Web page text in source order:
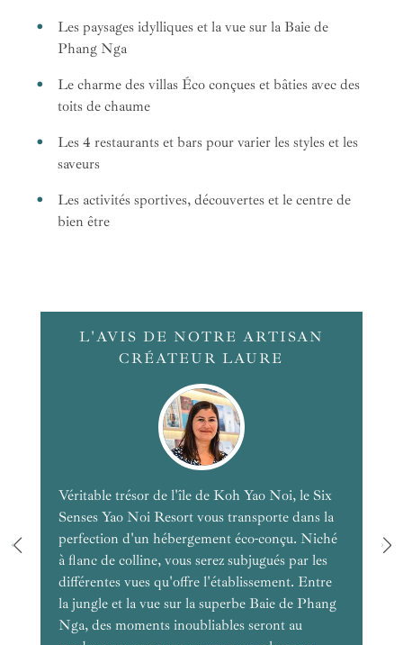
Les paysages idylliques et la vue sur la Baie de
Phang Nga
Le charme des villas Éco conçues et bâties avec des
toits de chaume
Les 4 restaurants et bars pour varier les styles et les
saveurs
Les activités sportives, découvertes et le centre de
bien être
L'AVIS DE NOTRE ARTISAN
CRÉATEUR LAURE
Véritable trésor de l'île de Koh Yao Noi, le Six
Senses Yao Noi Resort vous transporte dans la
perfection d'un hébergement éco-conçu. Niché
à flanc de colline, vous serez subjugués par les
différentes vues qu'offre l'établissement. Entre
la jungle et la vue sur la superbe Baie de Phang
Nga, des moments inoubliables seront au